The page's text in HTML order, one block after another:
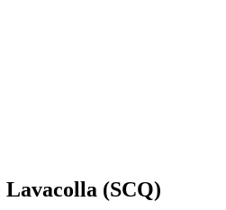
Lavacolla (SCQ)